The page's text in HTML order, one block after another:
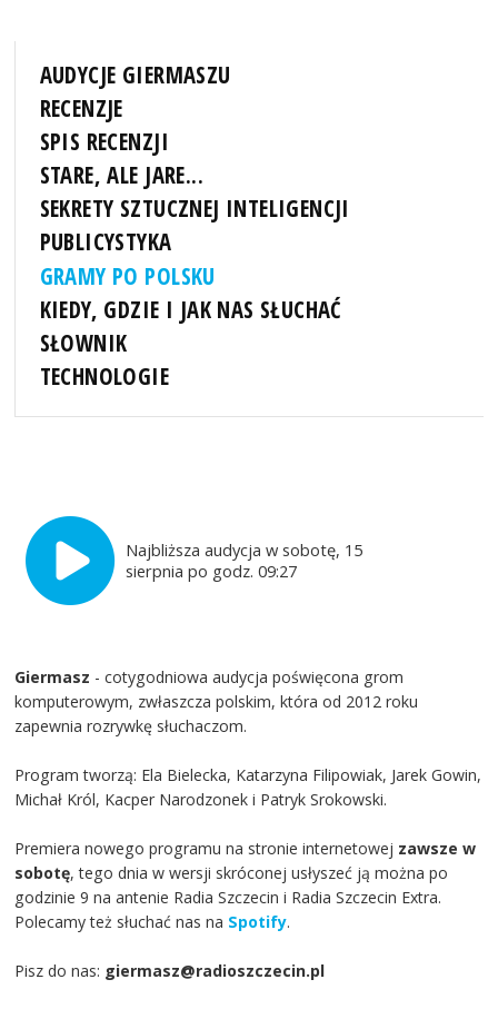
AUDYCJE GIERMASZU
RECENZJE
SPIS RECENZJI
STARE, ALE JARE...
SEKRETY SZTUCZNEJ INTELIGENCJI
PUBLICYSTYKA
GRAMY PO POLSKU
KIEDY, GDZIE I JAK NAS SŁUCHAĆ
SŁOWNIK
TECHNOLOGIE
Najbliższa audycja w sobotę, 15
sierpnia po godz. 09:27
Giermasz - cotygodniowa audycja poświęcona grom
komputerowym, zwłaszcza polskim, która od 2012 roku
zapewnia rozrywkę słuchaczom.
Program tworzą: Ela Bielecka, Katarzyna Filipowiak, Jarek Gowin,
Michał Król, Kacper Narodzonek i Patryk Srokowski.
Premiera nowego programu na stronie internetowej zawsze w
sobotę, tego dnia w wersji skróconej usłyszeć ją można po
godzinie 9 na antenie Radia Szczecin i Radia Szczecin Extra.
Polecamy też słuchać nas na Spotify.
Pisz do nas: giermasz@radioszczecin.pl